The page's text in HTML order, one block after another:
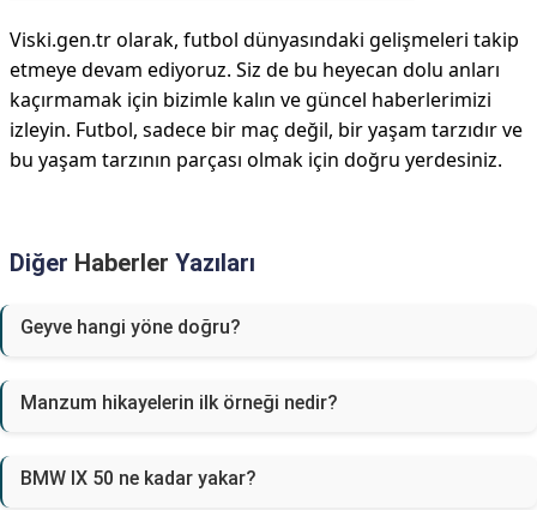
Viski.gen.tr olarak, futbol dünyasındaki gelişmeleri takip
etmeye devam ediyoruz. Siz de bu heyecan dolu anları
kaçırmamak için bizimle kalın ve güncel haberlerimizi
izleyin. Futbol, sadece bir maç değil, bir yaşam tarzıdır ve
bu yaşam tarzının parçası olmak için doğru yerdesiniz.
Diğer Haberler Yazıları
Geyve hangi yöne doğru?
Manzum hikayelerin ilk örneği nedir?
BMW IX 50 ne kadar yakar?